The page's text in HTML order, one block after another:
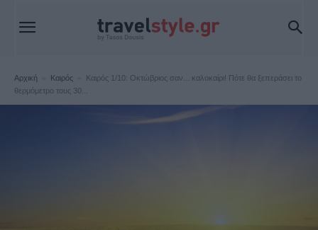
Αρχική Καιρός
Καιρός 1/10: Οκτώβριος σαν... καλοκαίρι! Πότε θα ξεπεράσει το
θερμόμετρο τους 30...